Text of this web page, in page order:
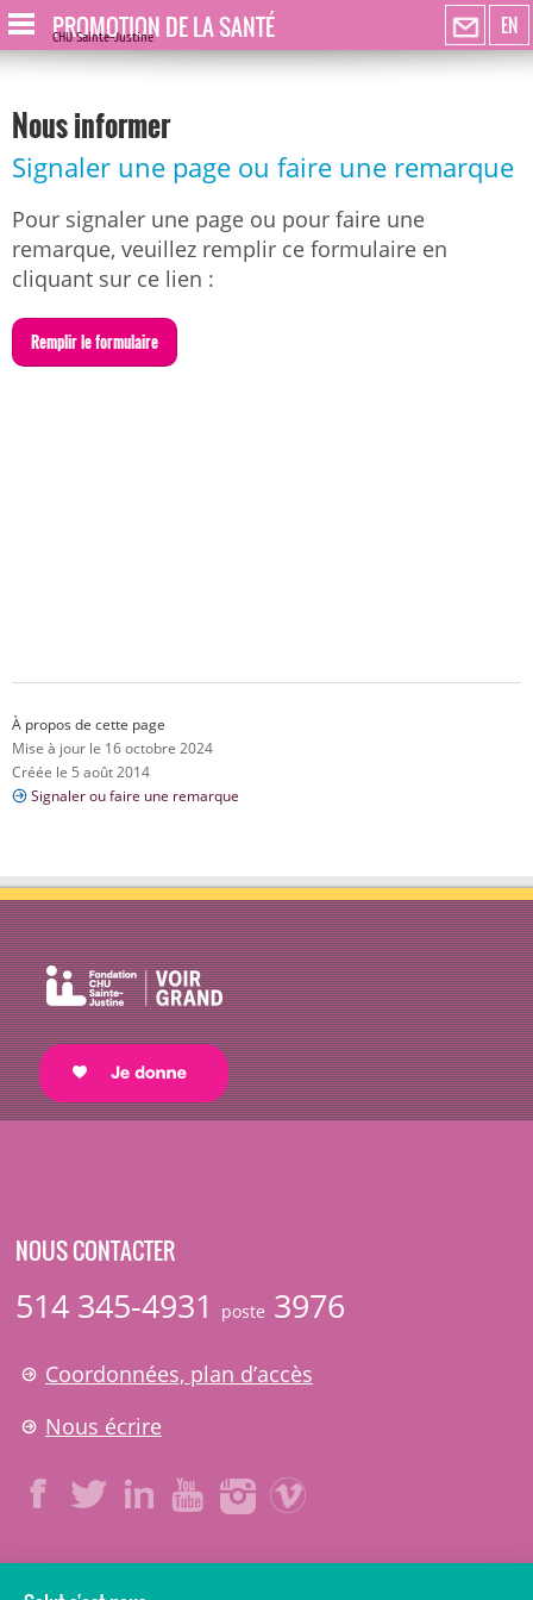
EN
PROMOTION DE LA SANTÉ
CHU Sainte-Justine
Nous informer
Signaler une page ou faire une remarque
Pour signaler une page ou pour faire une
remarque, veuillez remplir ce formulaire en
cliquant sur ce lien :
Remplir le formulaire
À propos de cette page
Mise à jour le 16 octobre 2024
Créée le 5 août 2014
Signaler ou faire une remarque
NOUS CONTACTER
514 345-4931 poste 3976
Coordonnées, plan d’accès
Nous écrire
LÉGAL